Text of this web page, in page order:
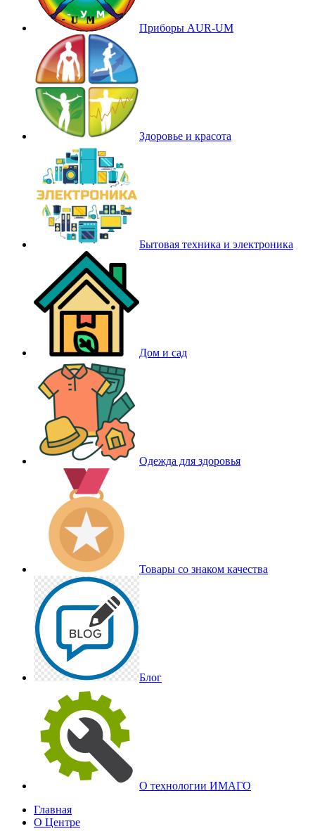
Приборы AUR-UM
Здоровье и красота
Бытовая техника и электроника
Дом и сад
Одежда для здоровья
Товары со знаком качества
Блог
О технологии ИМАГО
Главная
О Центре